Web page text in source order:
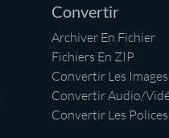
Convertir
Archiver En Fichier
Fichiers En ZIP
Convertir Les Images
Convertir Audio/
Convertir Les Polices